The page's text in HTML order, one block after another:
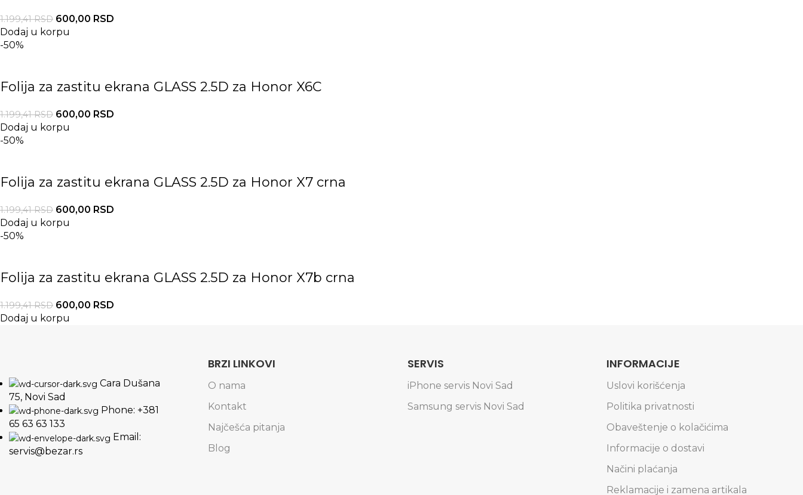
1.199,41RSD 600,00 RSD
Dodaj u korpu
-50%
Folija za zastitu ekrana GLASS 2.5D za Honor X6C
1.199,41RSD 600,00 RSD
Dodaj u korpu
-50%
Folija za zastitu ekrana GLASS 2.5D za Honor X7 crna
1.199,41RSD 600,00 RSD
Dodaj u korpu
-50%
Folija za zastitu ekrana GLASS 2.5D za Honor X7b crna
1.199,41RSD 600,00 RSD
Dodaj u korpu
Cara Dušana
75, Novi Sad
Phone: +381
65 63 63 133
Email:
servis@bezar.rs
BRZI LINKOVI
O nama
Kontakt
Najčešća pitanja
Blog
SERVIS
iPhone servis Novi Sad
Samsung servis Novi Sad
INFORMACIJE
Uslovi korišćenja
Politika privatnosti
Obaveštenje o kolačićima
Informacije o dostavi
Načini plaćanja
Reklamacije i zamena artikala